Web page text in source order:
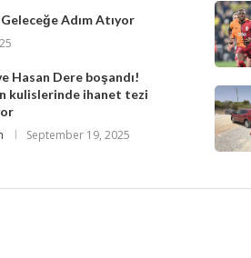
Adım Atıyor
Hasan Dere boşandı!
kulislerinde ihanet tezi
September 19, 2025